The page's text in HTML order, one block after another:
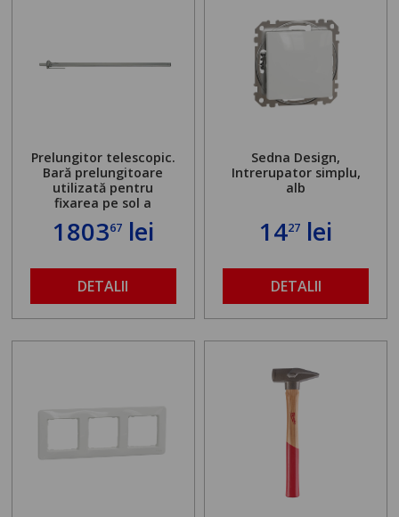
Prelungitor telescopic.
Bară prelungitoare
utilizată pentru
fixarea pe sol a
standului mașinii de
găurit în locul
maximă admisă de 500
kg și înălțime reglabilă
de la 1,8 la 2,9 m
180367lei
DETALII
Sedna Design,
Intrerupator simplu,
alb
1427 lei
DETALII